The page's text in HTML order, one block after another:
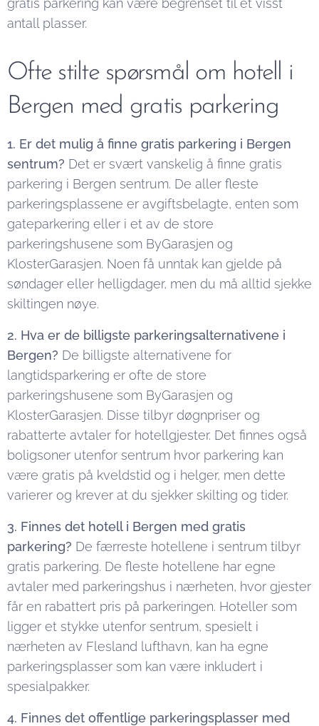
gratis parkering kan være begrenset til et visst
antall plasser.
Ofte stilte spørsmål om hotell i
Bergen med gratis parkering
1. Er det mulig å finne gratis parkering i Bergen
sentrum? Det er svært vanskelig å finne gratis
parkering i Bergen sentrum. De aller fleste
parkeringsplassene er avgiftsbelagte, enten som
gateparkering eller i et av de store
parkeringshusene som ByGarasjen og
KlosterGarasjen. Noen få unntak kan gjelde på
søndager eller helligdager, men du må alltid sjekke
skiltingen nøye.
2. Hva er de billigste parkeringsalternativene i
Bergen? De billigste alternativene for
langtidsparkering er ofte de store
parkeringshusene som ByGarasjen og
KlosterGarasjen. Disse tilbyr døgnpriser og
rabatterte avtaler for hotellgjester. Det finnes også
boligsoner utenfor sentrum hvor parkering kan
være gratis på kveldstid og i helger, men dette
varierer og krever at du sjekker skilting og tider.
3. Finnes det hotell i Bergen med gratis
parkering? De færreste hotellene i sentrum tilbyr
gratis parkering. De fleste hotellene har egne
avtaler med parkeringshus i nærheten, hvor gjester
får en rabattert pris på parkeringen. Hoteller som
ligger et stykke utenfor sentrum, spesielt i
nærheten av Flesland lufthavn, kan ha egne
parkeringsplasser som kan være inkludert i
spesialpakker.
4. Finnes det offentlige parkeringsplasser med